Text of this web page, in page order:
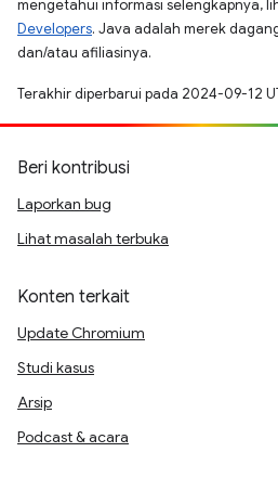
mengetahui informasi selengkapnya,
Developers. Java adalah merek
dan/atau afiliasinya.
Terakhir diperbarui pada 2024-09-12
Beri kontribusi
Laporkan bug
Lihat masalah terbuka
Konten terkait
Update Chromium
Studi kasus
Arsip
Podcast & acara